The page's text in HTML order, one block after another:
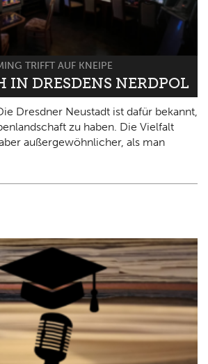
TRIFFT AUF KNEIPE
IN DRESDENS NERDPOL
Dresdner Neustadt ist dafür bekannt,
zu haben. Die Vielfalt
außergewöhnlicher, als man